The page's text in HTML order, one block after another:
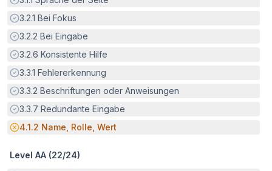
Erfüllt:
3.2.1 Bei Fokus
Erfüllt:
3.2.2 Bei Eingabe
Erfüllt:
3.2.6 Konsistente Hilfe
Erfüllt:
3.3.1 Fehlererkennung
Erfüllt:
3.3.2 Beschriftungen oder Anweisungen
Erfüllt:
3.3.7 Redundante Eingabe
Potenzielle Barriere:
4.1.2 Name, Rolle, Wert
Level AA (22/24)